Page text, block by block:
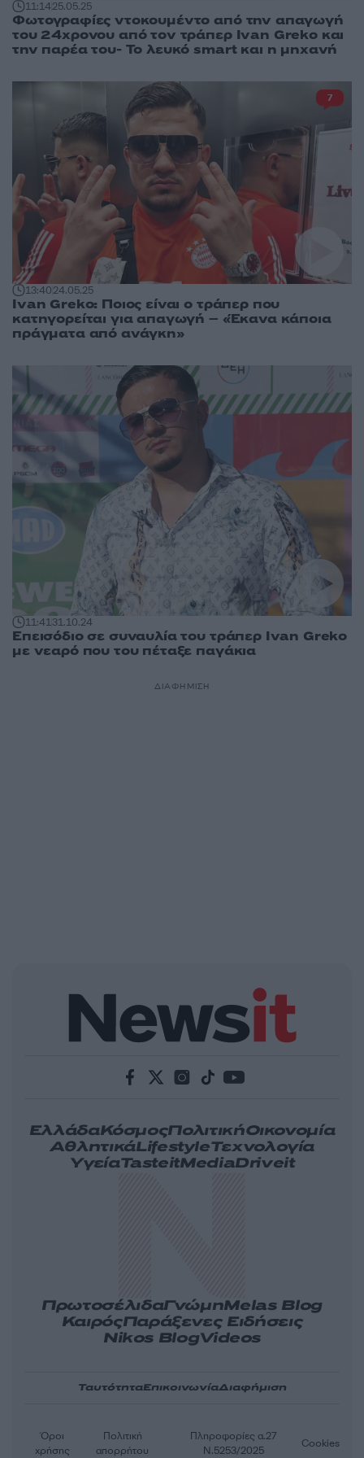
11:1425.05.25
Φωτογραφίες ντοκουμέντο από την απαγωγή
του 24χρονου από τον τράπερ Ivan Greko και
την παρέα του- Το λευκό smart και η μηχανή
13:4024.05.25
Ivan Greko: Ποιος είναι ο τράπερ που
κατηγορείται για απαγωγή – «Έκανα κάποια
πράγματα από ανάγκη»
7
11:4131.10.24
Επεισόδιο σε συναυλία του τράπερ Ivan Greko
με νεαρό που του πέταξε παγάκια
ΔΙΑΦΗΜΙΣΗ
ΕλλάδαΚόσμοςΠολιτικήΟικονομία
ΑθλητικάLifestyleΤεχνολογία
ΥγείαTasteitMediaDriveit
ΠρωτοσέλιδαΓνώμηMelas Blog
ΚαιρόςΠαράξενες Ειδήσεις
Nikos BlogVideos
ΤαυτότηταΕπικοινωνίαΔιαφήμιση
Όροι
χρήσης
Πολιτική
απορρήτου
Πληροφορίες α.27
Ν.5253/2025
Cookies